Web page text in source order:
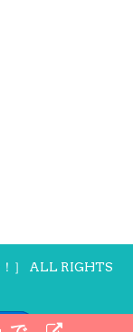
］ ALL RIGHTS